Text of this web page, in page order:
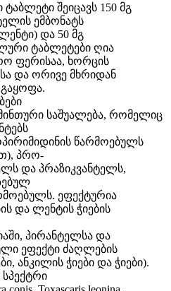
შეიცავს 150 მგ
ემბონატს
და 50 მგ
ტაბლეტები ღია
ფერისაა, ხორცის
და ორივე მხრიდან
გაყოფა.
საშუალება, რომელიც
წარმოებულს
პრო-
და პრაზიკვანტელს,
ეფექტურია
და ლენტის ჭიების
პირანტელსა და
ეფექტი ძაღლების
ანკილის ჭიები და ჭიები).